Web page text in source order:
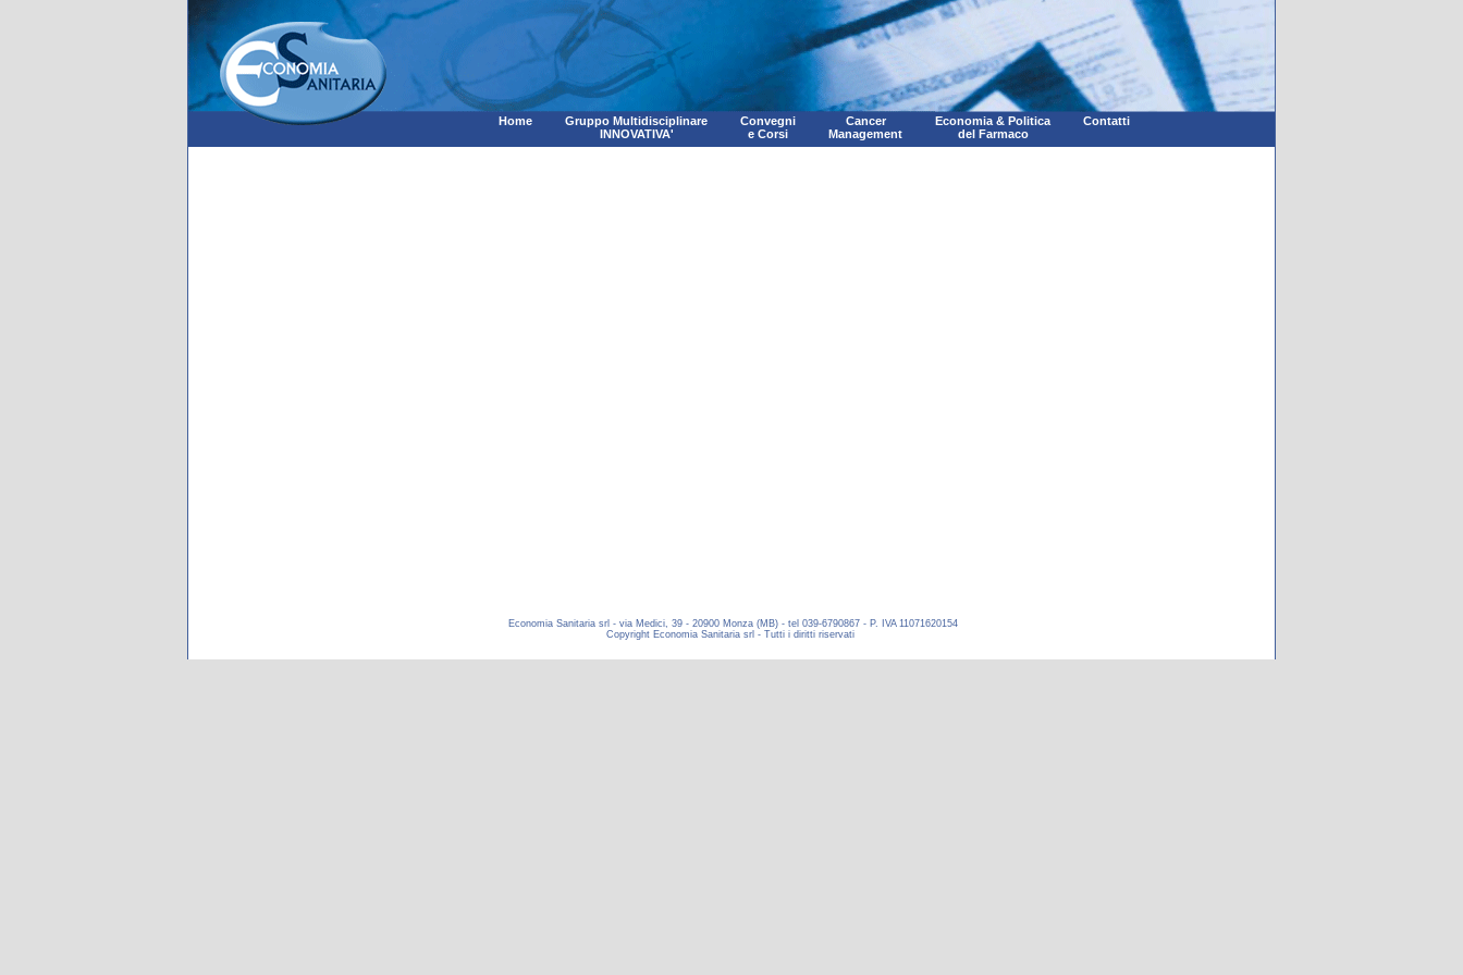
Home
Gruppo Multidisciplinare
INNOVATIVA'
Convegni
e Corsi
Cancer
Management
Economia & Politica
del Farmaco
Contatti
Economia Sanitaria srl - via Medici, 39 - 20900 Monza (MB) - tel 039-6790867 - P. IVA 11071620154
Copyright Economia Sanitaria srl - Tutti i diritti riservati